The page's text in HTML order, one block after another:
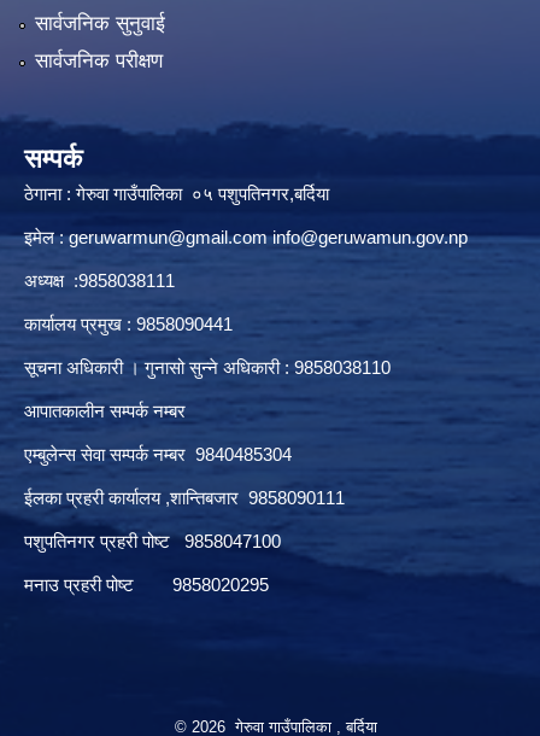
सार्वजनिक सुनुवाई
सार्वजनिक परीक्षण
सम्पर्क
ठेगाना : गेरुवा गाउँपालिका ०५ पशुपतिनगर,बर्दिया
इमेल :geruwarmun@gmail.com info@geruwamun.gov.np
अध्यक्ष :9858038111
कार्यालय प्रमुख : 9858090441
सूचना अधिकारी । गुनासो सुन्ने अधिकारी : 9858038110
आपातकालीन सम्पर्क नम्बर
एम्बुलेन्स सेवा सम्पर्क नम्बर 9840485304
ईलका प्रहरी कार्यालय ,शान्तिबजार 9858090111
पशुपतिनगर प्रहरी पोष्ट 9858047100
मनाउ प्रहरी पोष्ट 9858020295
© 2026 गेरुवा गाउँपालिका , बर्दिया